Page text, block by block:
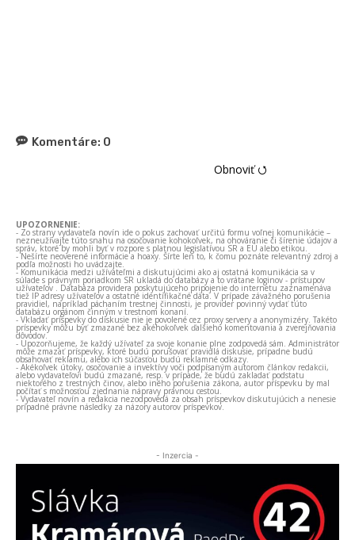
Komentáre: 0
Obnoviť ⭯
UPOZORNENIE:
- Zo strany vydavateľa novín ide o pokus zachovať určitú formu voľnej komunikácie –
nezneužívajte túto snahu na osočovanie kohokoľvek, na ohováranie či šírenie údajov a
správ, ktoré by mohli byť v rozpore s platnou legislatívou SR a EÚ alebo etikou.
- Nešírte neoverené informácie a hoaxy. Šírte len to, k čomu poznáte relevantný zdroj a
podľa možnosti ho uvádzajte.
- Komunikácia medzi užívateľmi a diskutujúcimi ako aj ostatná komunikácia sa v
súlade s právnym poriadkom SR ukladá do databázy a to vrátane loginov - prístupov
užívateľov . Databáza providera poskytujúceho pripojenie do internetu zaznamenáva
tiež IP adresy užívateľov a ostatné identifikačné dáta. V prípade závažného porušenia
pravidiel, napríklad páchaním trestnej činnosti, je provider povinný vydať túto
databázu orgánom činným v trestnom konaní.
- Vkladať príspevky do diskusie nie je povolené cez proxy servery a anonymizéry. Takéto
príspevky môžu byť zmazané bez akéhokoľvek ďalšieho komentovania a zverejňovania
dôvodov.
- Upozorňujeme, že každý užívateľ za svoje konanie plne zodpovedá sám. Administrátor
môže zmazať príspevky, ktoré budú porušovať pravidlá diskusie, prípadne budú
obsahovať reklamu, alebo ich súčasťou budú reklamné odkazy.
- Akékoľvek útoky, osočovanie a invektívy voči podpísaným autorom článkov redakcii,
alebo vydavateľovi budú zmazané, resp. v prípade, že budú zakladať podstatu
niektorého z trestných činov, alebo iného porušenia zákona, autor príspevku by mal
počítať s možnosťou zjednania nápravy právnou cestou.
- Vydavateľ novín a redakcia nezodpovedá za obsah príspevkov diskutujúcich a nenesie
prípadné právne následky za názory autorov príspevkov.
- Inzercia -